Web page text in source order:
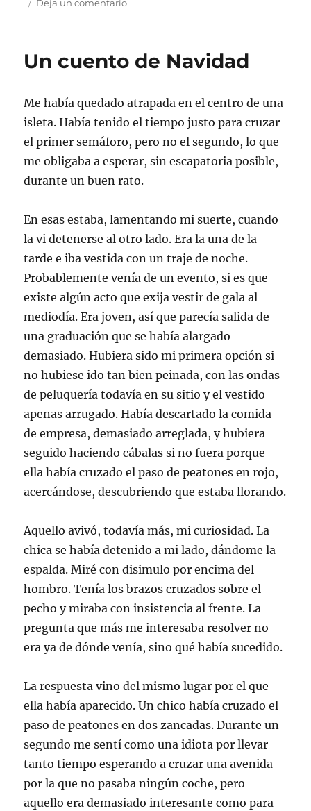
Deja un comentarioen
al
diciembre
Un cuento de Navidad
Me había quedado atrapada en el centro de una
isleta. Había tenido el tiempo justo para cruzar
el primer semáforo, pero no el segundo, lo que
me obligaba a esperar, sin escapatoria posible,
durante un buen rato.
En esas estaba, lamentando mi suerte, cuando
la vi detenerse al otro lado. Era la una de la
tarde e iba vestida con un traje de noche.
Probablemente venía de un evento, si es que
existe algún acto que exija vestir de gala al
mediodía. Era joven, así que parecía salida de
una graduación que se había alargado
demasiado. Hubiera sido mi primera opción si
no hubiese ido tan bien peinada, con las ondas
de peluquería todavía en su sitio y el vestido
apenas arrugado. Había descartado la comida
de empresa, demasiado arreglada, y hubiera
seguido haciendo cábalas si no fuera porque
ella había cruzado el paso de peatones en rojo,
acercándose, descubriendo que estaba llorando.
Aquello avivó, todavía más, mi curiosidad. La
chica se había detenido a mi lado, dándome la
espalda. Miré con disimulo por encima del
hombro. Tenía los brazos cruzados sobre el
pecho y miraba con insistencia al frente. La
pregunta que más me interesaba resolver no
era ya de dónde venía, sino qué había sucedido.
La respuesta vino del mismo lugar por el que
ella había aparecido. Un chico había cruzado el
paso de peatones en dos zancadas. Durante un
segundo me sentí como una idiota por llevar
tanto tiempo esperando a cruzar una avenida
por la que no pasaba ningún coche, pero
aquello era demasiado interesante como para